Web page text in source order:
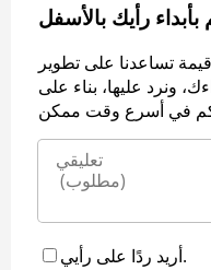
بأبداء رأيك بالأسفل
تساعدنا على تطوير
ونرد عليها، بناء على
أريد ردًا على رأيي.